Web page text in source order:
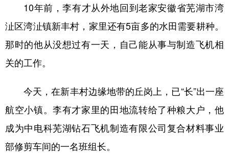
食品 人居 信息化 数字经济
学术中国 乡村振兴 银龄 溯源中国
城市
公益 一带一路 亚太网 上市公司
文化产业
10年前，李有才从外地回到老家安徽省芜湖市湾
沚区湾沚镇新丰村，家里还有5亩多的水田需要耕种。
那时的他从没想过有一天，自己能从事与制造飞机相
关的工作。
今天，在新丰村边缘地带的丘岗上，已“长”出一座
航空小镇。李有才家里的田地流转给了种粮大户，他
成为中电科芜湖钻石飞机制造有限公司复合材料事业
部修剪车间的一名班组长。